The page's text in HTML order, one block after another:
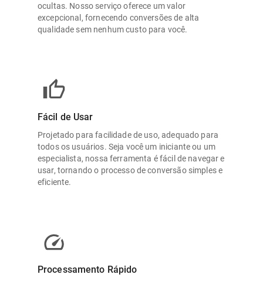
ocultas. Nosso serviço oferece um valor
excepcional, fornecendo conversões de alta
qualidade sem nenhum custo para você.
Fácil de Usar
Projetado para facilidade de uso, adequado para
todos os usuários. Seja você um iniciante ou um
especialista, nossa ferramenta é fácil de navegar e
usar, tornando o processo de conversão simples e
eficiente.
Processamento Rápido